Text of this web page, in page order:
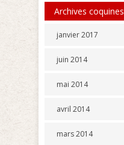
Archives coquines
janvier 2017
juin 2014
mai 2014
avril 2014
mars 2014